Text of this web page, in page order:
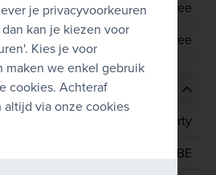
Nee
Nee
Azerty
BE
je privacyvoorkeuren
kan je kiezen voor
Kies je voor
maken we enkel gebruik
cookies. Achteraf
altijd via onze cookies